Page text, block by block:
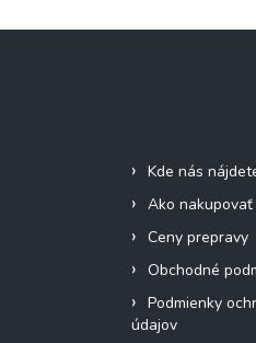
Kde nás
Ako nakupovať
Ceny prepravy
Obchodné
Podmienky
údajov